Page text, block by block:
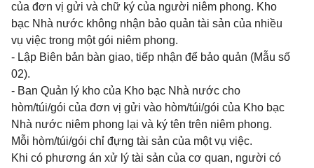
của đơn vị gửi và chữ ký của người niêm phong. Kho
bạc Nhà nước không nhận bảo quản tài sản của nhiều
vụ việc trong một gói niêm phong.
- Lập Biên bản bàn giao, tiếp nhận để bảo quản (Mẫu số
02).
- Ban Quản lý kho của Kho bạc Nhà nước cho
hòm/túi/gói của đơn vị gửi vào hòm/túi/gói của Kho bạc
Nhà nước niêm phong lại và ký tên trên niêm phong.
Mỗi hòm/túi/gói chỉ đựng tài sản của một vụ việc.
Khi có phương án xử lý tài sản của cơ quan, người có